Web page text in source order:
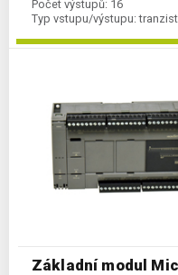
Počet výstupů: 16
Typ vstupu/výstupu:
Základní modul